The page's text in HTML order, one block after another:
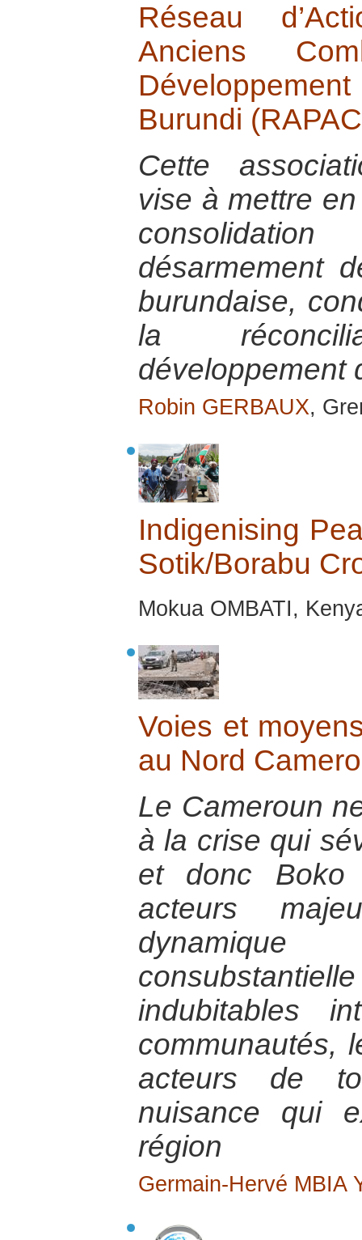
Réseau
Anciens
Burundi
Cette
vise à mettre
désarmement
burundaise,
la
développement
Robin GERBAUX,
Indigenising
Sotik/Borabu
Mokua OMBATI,
Voies et
au Nord
Le Cameroun
à la crise qui
et donc
acteurs
indubitables
communautés,
acteurs de
nuisance qui
région
Germain-Hervé MBIA